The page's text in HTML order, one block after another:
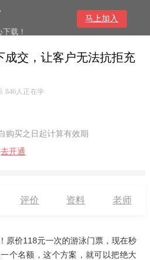
载！
马上加入
成交，让客户无法抗拒充
846人正在学
购买之日起计算有效期
去开通
评价 资料 老师
原价118元一次的游泳门票，现在秒
个名额，这个方案，就可以把绝大